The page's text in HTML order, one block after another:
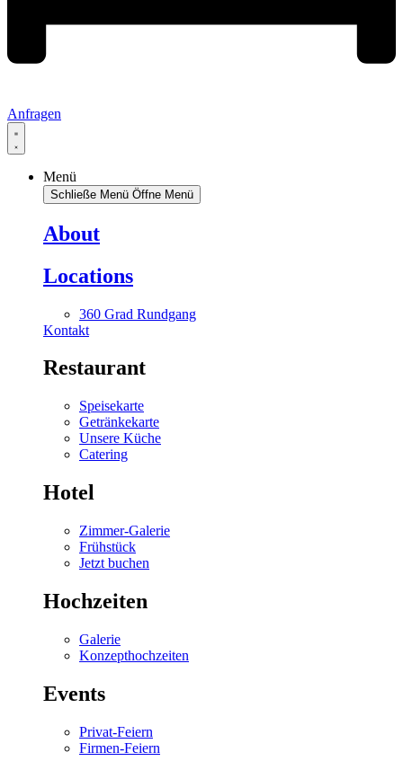
Anfragen
Menü
Schließe Menü Öffne Menü
About
Locations
360 Grad Rundgang
Kontakt
Restaurant
Speisekarte
Getränkekarte
Unsere Küche
Catering
Hotel
Zimmer-Galerie
Frühstück
Jetzt buchen
Hochzeiten
Galerie
Konzepthochzeiten
Events
Privat-Feiern
Firmen-Feiern